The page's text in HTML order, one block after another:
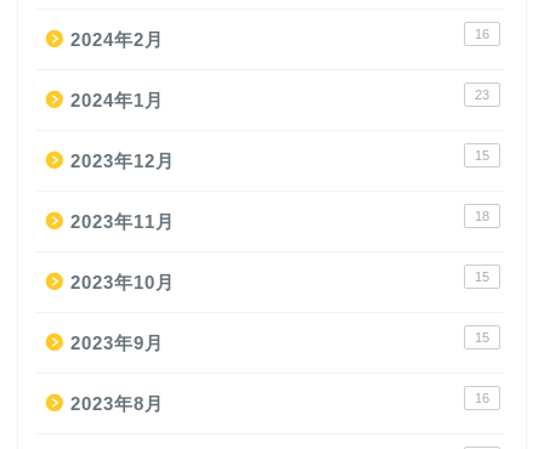
2024年2月 16
2024年1月 23
2023年12月 15
2023年11月 18
2023年10月 15
2023年9月 15
2023年8月 16